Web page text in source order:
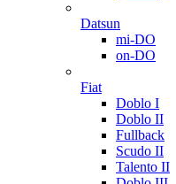
Datsun
mi-DO
on-DO
Fiat
Doblo I
Doblo II
Fullback
Scudo II
Talento II